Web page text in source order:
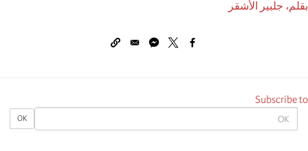
OK
OK
بقلم، جلبير الأشقر
Subscribe to